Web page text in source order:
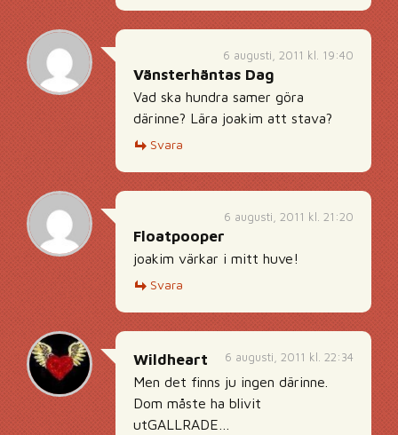
6 augusti, 2011 kl. 19:40
Vänsterhäntas Dag
Vad ska hundra samer göra
därinne? Lära joakim att stava?
Svara
6 augusti, 2011 kl. 21:20
Floatpooper
joakim värkar i mitt huve!
Svara
6 augusti, 2011 kl. 22:34
Wildheart
Men det finns ju ingen därinne.
Dom måste ha blivit
utGALLRADE…